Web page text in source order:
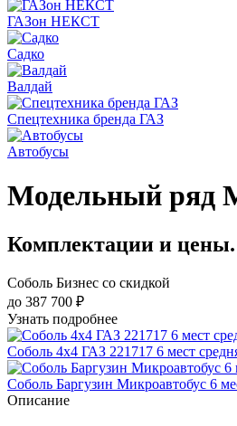
ГАЗон НЕКСТ
Садко
Валдай
Спецтехника бренда ГАЗ
Автобусы
Модельный ряд
Комплектации и
Соболь Бизнес со скидкой
до 387 700 ₽
Узнать подробнее
Соболь 4х4 ГАЗ 221717 6 мест
Соболь Баргузин Микроавтобус 6
Описание